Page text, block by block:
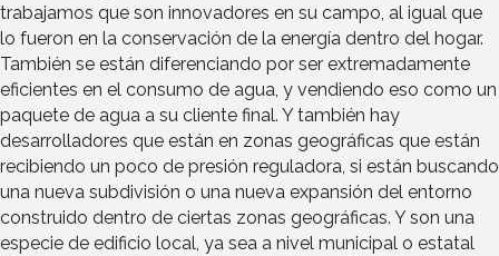
trabajamos que son innovadores en su campo, al igual que
lo fueron en la conservación de la energía dentro del hogar.
También se están diferenciando por ser extremadamente
eficientes en el consumo de agua, y vendiendo eso como un
paquete de agua a su cliente final. Y también hay
desarrolladores que están en zonas geográficas que están
recibiendo un poco de presión reguladora, si están buscando
una nueva subdivisión o una nueva expansión del entorno
construido dentro de ciertas zonas geográficas. Y son una
especie de edificio local, ya sea a nivel municipal o estatal